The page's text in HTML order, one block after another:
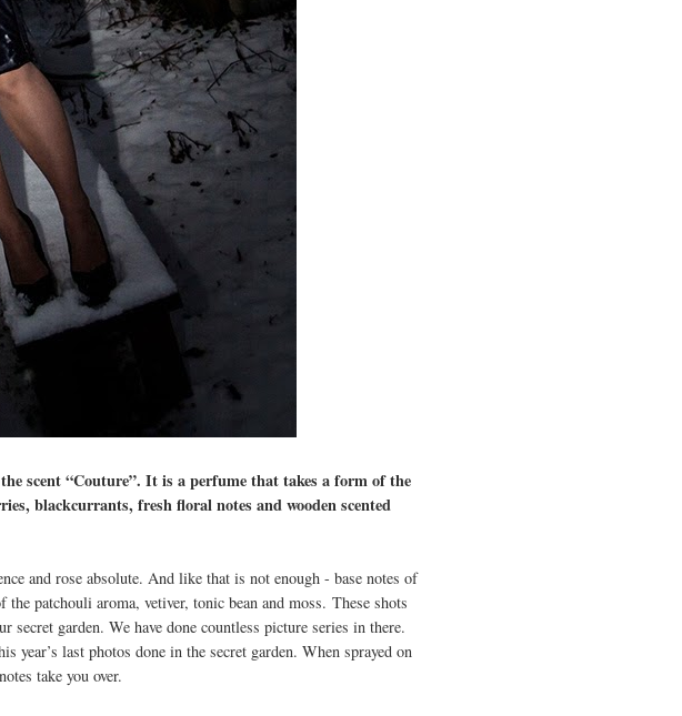
scent “Couture”. It is a perfume that takes a form of the
blackcurrants, fresh floral notes and wooden scented
and rose absolute. And like that is not enough - base notes of
patchouli aroma, vetiver, tonic bean and moss. These shots
secret garden. We have done countless picture series in there.
last photos done in the secret garden. When sprayed on
take you over.